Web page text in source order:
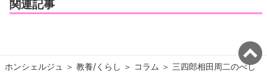
関連記事
ホンシェルジュ ＞ 教養/くらし ＞ コラム ＞ 三四郎相田周二のべし